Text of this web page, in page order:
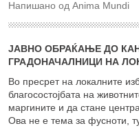
Напишано од Anima Mundi
JАВНО ОБРАЌАЊЕ ДО
ГРАДОНАЧАЛНИЦИ НА
Во пресрет на локалните
благосостојбата на
маргините и да стане
Ова не е тема за фусноти,